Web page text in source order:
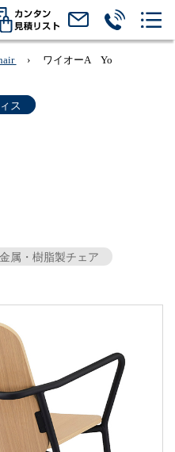
ワイオーA Yo
ス
金属・樹脂製チェア